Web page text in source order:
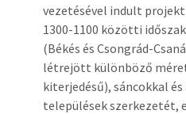
vezetésével indult projekt
1300-1100 közötti
(Békés és Csongrád-
létrejött különböző
kiterjedésű), sáncokkal
települések szerkezetét,